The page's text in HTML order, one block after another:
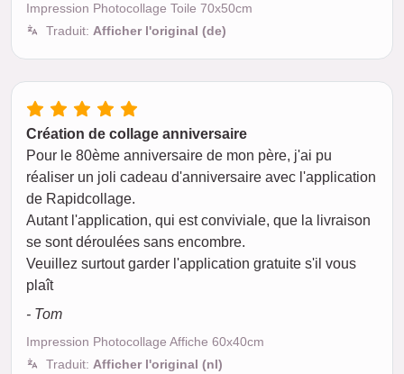
Impression Photocollage Toile 70x50cm
Traduit: Afficher l'original (de)
Création de collage anniversaire
Pour le 80ème anniversaire de mon père, j'ai pu
réaliser un joli cadeau d'anniversaire avec l'application
de Rapidcollage.
Autant l'application, qui est conviviale, que la livraison
se sont déroulées sans encombre.
Veuillez surtout garder l'application gratuite s'il vous
plaît
- Tom
Impression Photocollage Affiche 60x40cm
Traduit: Afficher l'original (nl)